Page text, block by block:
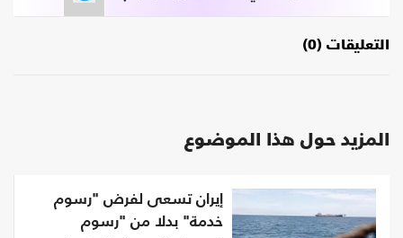
التعليقات (0)
المزيد حول هذا الموضوع
إيران تسعى لفرض "رسوم
خدمة" بدلا من "رسوم